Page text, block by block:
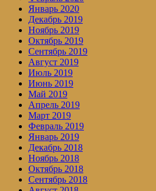
Январь 2020
Декабрь 2019
Ноябрь 2019
Октябрь 2019
Сентябрь 2019
Август 2019
Июль 2019
Июнь 2019
Май 2019
Апрель 2019
Март 2019
Февраль 2019
Январь 2019
Декабрь 2018
Ноябрь 2018
Октябрь 2018
Сентябрь 2018